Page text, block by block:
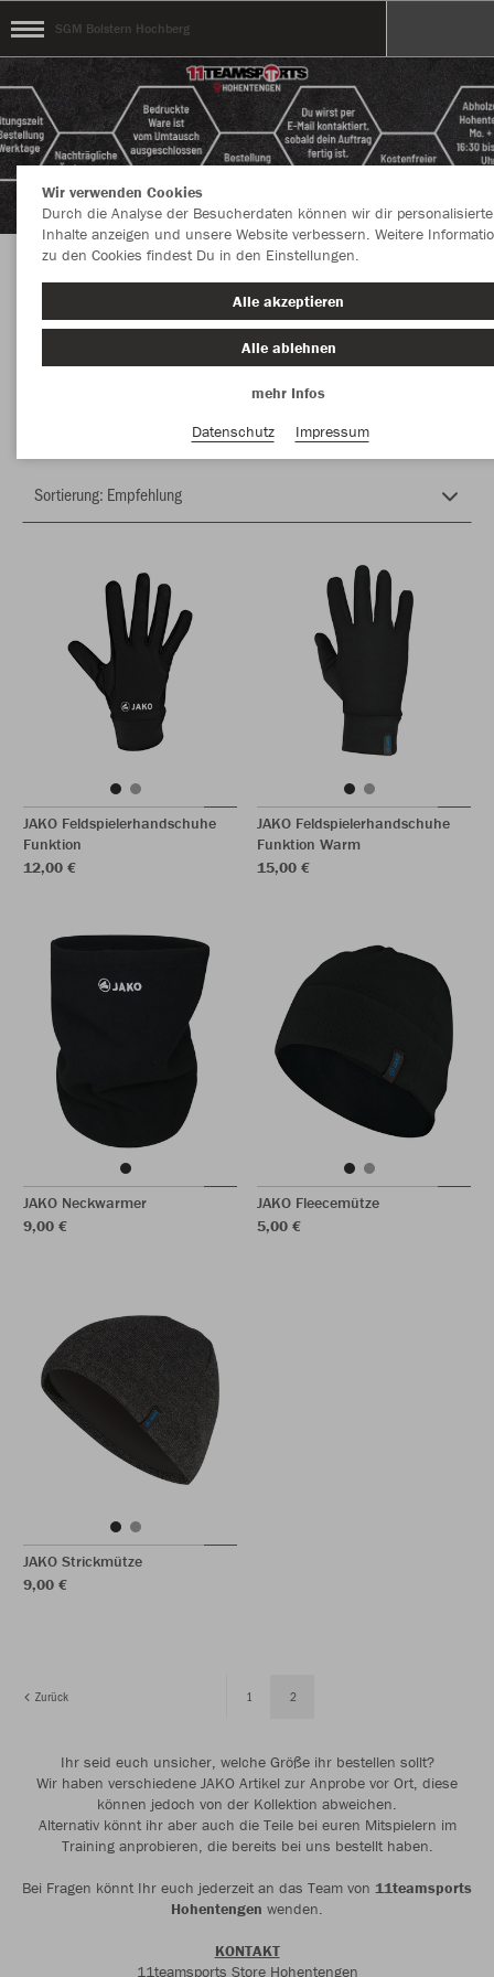
SGM Bolstern Hochberg
Herzlich Willkommen im Teamshop SGM
Bolstern Hochberg
JAKO Feldspielerhandschuhe
Funktion
12,00 €
JAKO Feldspielerhandschuhe
Funktion Warm
15,00 €
JAKO Neckwarmer
9,00 €
JAKO Fleecemütze
5,00 €
JAKO Strickmütze
9,00 €
Zurück 1 2
Ihr seid euch unsicher, welche Größe ihr bestellen sollt?
Wir haben verschiedene JAKO Artikel zur Anprobe vor Ort, diese
können jedoch von der Kollektion abweichen.
Alternativ könnt ihr aber auch die Teile bei euren Mitspielern im
Training anprobieren, die bereits bei uns bestellt haben.
Bei Fragen könnt Ihr euch jederzeit an das Team von 11teamsports
Hohentengen wenden.
KONTAKT
11teamsports Store Hohentengen
Wir verwenden Cookies
Durch die Analyse der Besucherdaten können wir dir personalisierte
Inhalte anzeigen und unsere Website verbessern. Weitere
zu den Cookies findest Du in den Einstellungen.
Alle akzeptieren
Alle ablehnen
mehr Infos
Datenschutz
Impressum